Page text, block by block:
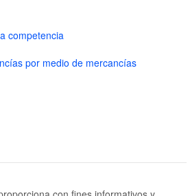
competencia
por medio de mercancías